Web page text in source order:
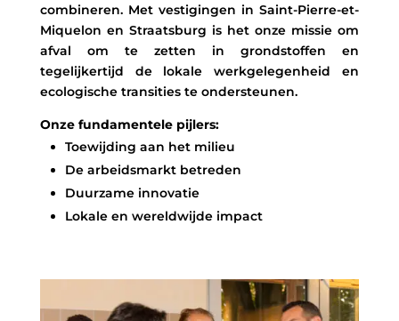
combineren. Met vestigingen in Saint-Pierre-et-
Miquelon en Straatsburg is het onze missie om
afval om te zetten in grondstoffen en
tegelijkertijd de lokale werkgelegenheid en
ecologische transities te ondersteunen.
Onze fundamentele pijlers:
Toewijding aan het milieu
De arbeidsmarkt betreden
Duurzame innovatie
Lokale en wereldwijde impact